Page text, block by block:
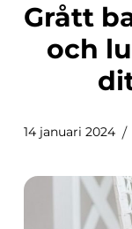
Grått barnrum – en tidlös
och
14 januari 2024